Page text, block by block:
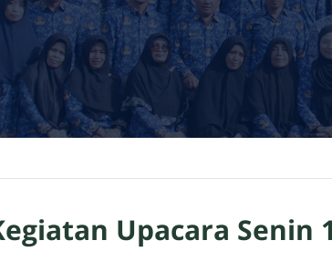
Upacara Senin